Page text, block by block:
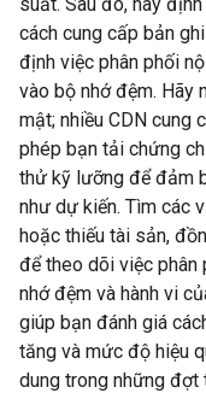
cách cung cấp bản
định việc phân phối
vào bộ nhớ đệm. Hãy
mật; nhiều CDN cung
phép bạn tải chứng
thử kỹ lưỡng để đảm
như dự kiến. Tìm các
hoặc thiếu tài sản,
để theo dõi việc phân
nhớ đệm và hành vi
giúp bạn đánh giá
tăng và mức độ hiệu
dung trong những